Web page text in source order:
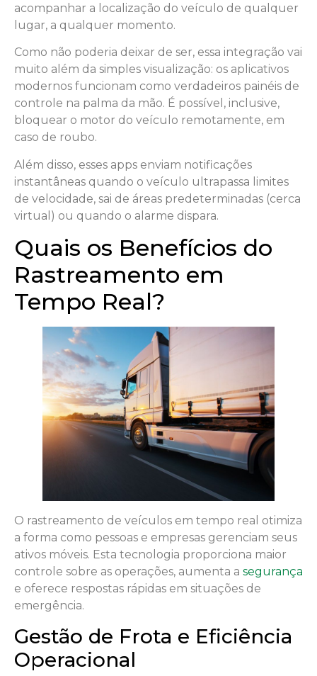
acompanhar a localização do veículo de qualquer
lugar, a qualquer momento.
Como não poderia deixar de ser, essa integração vai
muito além da simples visualização: os aplicativos
modernos funcionam como verdadeiros painéis de
controle na palma da mão. É possível, inclusive,
bloquear o motor do veículo remotamente, em
caso de roubo.
Além disso, esses apps enviam notificações
instantâneas quando o veículo ultrapassa limites
de velocidade, sai de áreas predeterminadas (cerca
virtual) ou quando o alarme dispara.
Quais os Benefícios do
Rastreamento em
Tempo Real?
O rastreamento de veículos em tempo real otimiza
a forma como pessoas e empresas gerenciam seus
ativos móveis. Esta tecnologia proporciona maior
controle sobre as operações, aumenta a segurança
e oferece respostas rápidas em situações de
emergência.
Gestão de Frota e Eficiência
Operacional